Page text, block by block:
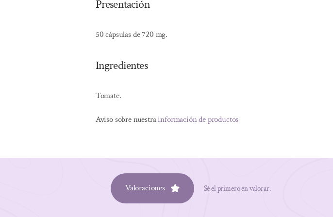
Presentación
50 cápsulas de 720 mg.
Ingredientes
Tomate.
Aviso sobre nuestrainformación de productos
Valoraciones Sé el primero en valorar.